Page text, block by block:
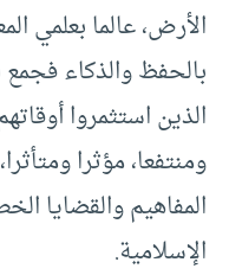
الأرض، عالما بعلمي
بالحفظ والذكاء فجمع
الذين استثمروا
ومنتفعا، مؤثرا
المفاهيم والقضايا
الإسلامية.